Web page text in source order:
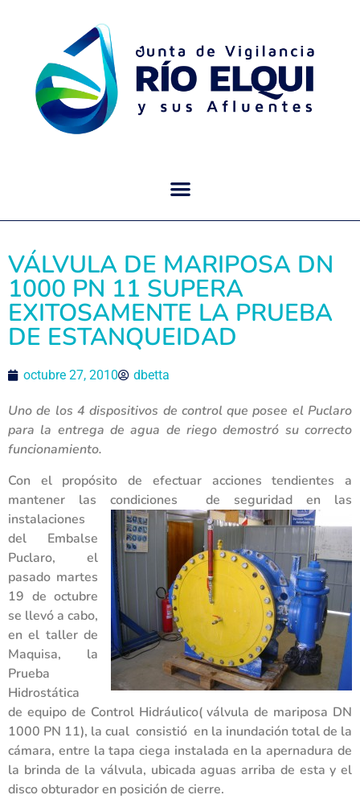
VÁLVULA DE MARIPOSA DN
1000 PN 11 SUPERA
EXITOSAMENTE LA PRUEBA
DE ESTANQUEIDAD
octubre 27, 2010 dbetta
Uno de los 4 dispositivos de control que posee el Puclaro
para la entrega de agua de riego demostró su correcto
funcionamiento.
Con el propósito de efectuar acciones tendientes a
mantener las condiciones de seguridad en las
instalaciones
del Embalse
Puclaro, el
pasado martes
19 de octubre
se llevó a cabo,
en el taller de
Maquisa, la
Prueba
Hidrostática
de equipo de Control Hidráulico( válvula de mariposa DN
1000 PN 11), la cual consistió en la inundación total de la
cámara, entre la tapa ciega instalada en la apernadura de
la brinda de la válvula, ubicada aguas arriba de esta y el
disco obturador en posición de cierre.